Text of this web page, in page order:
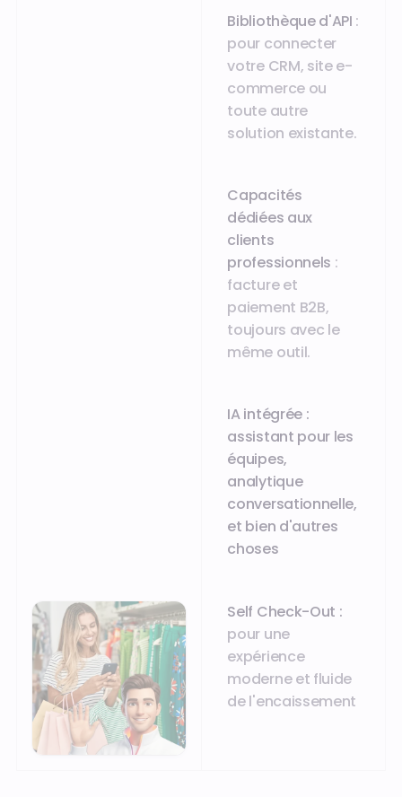
Bibliothèque d'API :
pour connecter
votre CRM, site e-
commerce ou
toute autre
solution existante.
Capacités
dédiées aux
clients
professionnels :
facture et
paiement B2B,
toujours avec le
même outil.
IA intégrée :
assistant pour les
équipes,
analytique
conversationnelle,
et bien d'autres
choses
Self Check-Out :
pour une
expérience
moderne et fluide
de l'encaissement